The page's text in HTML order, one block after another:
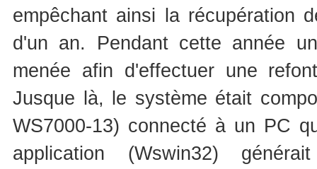
empêchant ainsi la récupération
d'un an. Pendant cette année
menée afin d'effectuer une
Jusque là, le système était
WS7000-13) connecté à un PC
application (Wswin32)